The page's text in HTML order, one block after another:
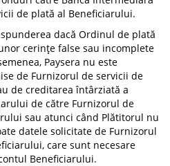
de plată al Beneficiarului.
dacă Ordinul de plată
cerințe false sau incomplete
Paysera nu este
de Furnizorul de servicii de
de creditarea întârziată a
de către Furnizorul de
sau atunci când Plătitorul nu
datele solicitate de Furnizorul
care sunt necesare
Beneficiarului.